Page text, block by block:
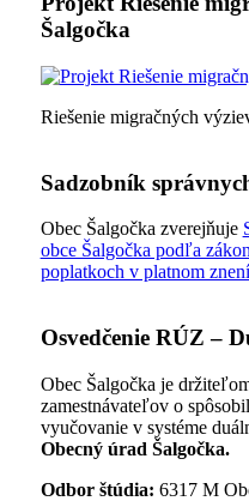
Šalgočka
Riešenie migračných
Sadzobník
Obec Šalgočka zverejňuje
obce Šalgočka podľa
poplatkoch v platnom
Osvedčenie RÚZ –
Obec Šalgočka je
zamestnávateľov o
vyučovanie v systéme
Obecný úrad Šalgočka.
Odbor štúdia: 6317 M